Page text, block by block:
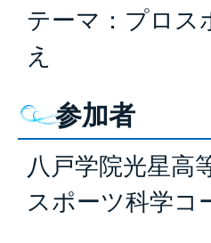
テーマ：プロス
え
参加者
八戸学院光星高
スポーツ科学コ